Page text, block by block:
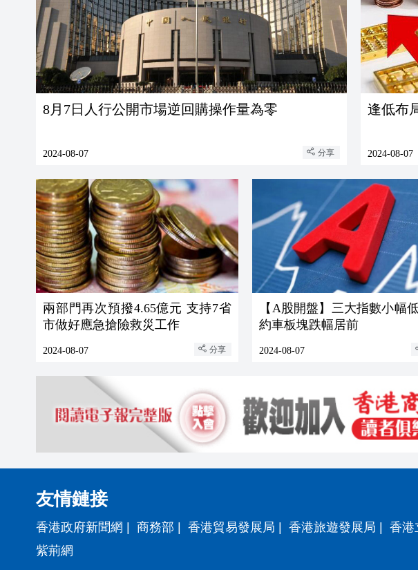
8月7日人行公開市場逆回購操作量為零
2024-08-07 分享
逢低布
2024-08-07
兩部門再次預撥4.65億元 支持7省
市做好應急搶險救災工作
2024-08-07 分享
【A股開盤】三大指數小幅
約車板塊跌幅居前
2024-08-07
友情鏈接
香港政府新聞網 商務部 香港貿易發展局 香港旅遊發展局 香港
紫荊網